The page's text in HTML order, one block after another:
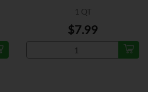
1 QT
$7.99